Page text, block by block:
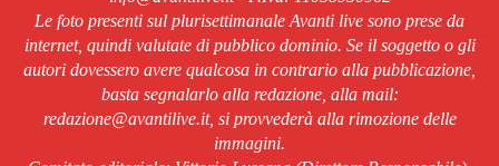
Le foto presenti sul plurisettimanale Avanti live sono prese da
internet, quindi valutate di pubblico dominio. Se il soggetto o gli
autori dovessero avere qualcosa in contrario alla pubblicazione,
basta segnalarlo alla redazione, alla mail:
redazione@avantilive.it, si provvederà alla rimozione delle
immagini.